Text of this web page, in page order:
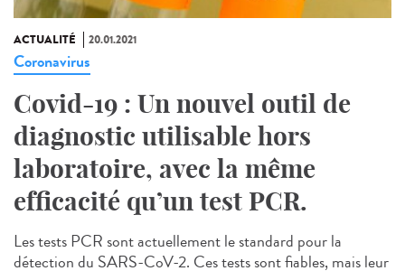
ACTUALITÉ 20.01.2021
Coronavirus
Covid-19 : Un nouvel outil de
diagnostic utilisable hors
laboratoire, avec la même
efficacité qu’un test PCR.
Les tests PCR sont actuellement le standard pour la
détection du SARS-CoV-2. Ces tests sont fiables, mais leur